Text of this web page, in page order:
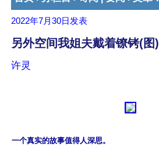
2022年7月30日 发表
另外空间我姐夫戴着镣铐(图)
许灵